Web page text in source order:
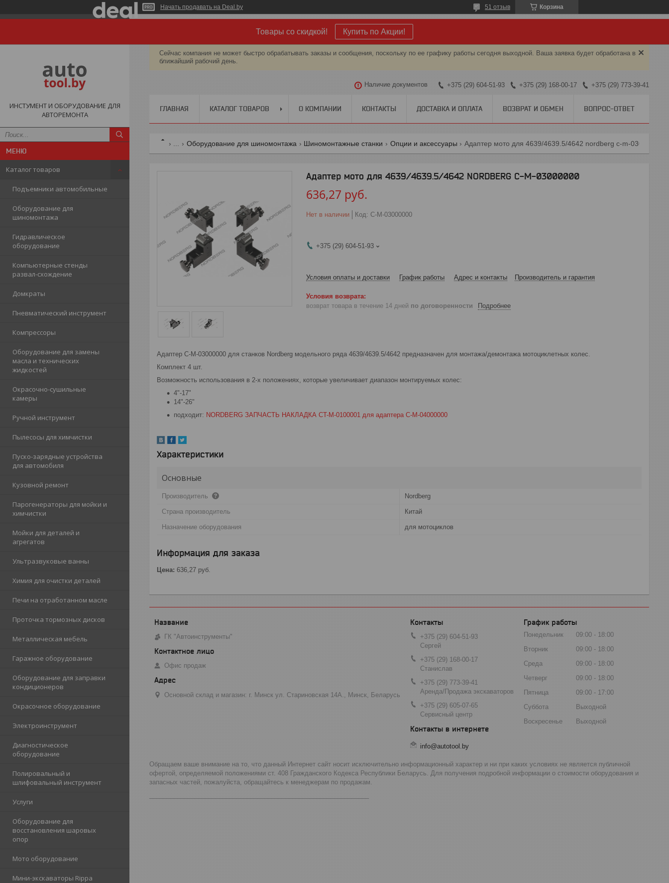
Начать продавать на Deal.by Корзина
51 отзыв
Товары со скидкой! Купить по Акции!
ИНСТУМЕНТ И ОБОРУДОВАНИЕ ДЛЯ
АВТОРЕМОНТА
Каталог товаров
Подъемники автомобильные
Оборудование для
шиномонтажа
Гидравлическое
оборудование
Компьютерные стенды
развал-схождение
Домкраты
Пневматический инструмент
Компрессоры
Оборудование для замены
масла и технических
жидкостей
Окрасочно-сушильные
камеры
Ручной инструмент
Пылесосы для химчистки
Пуско-зарядные устройства
для автомобиля
Кузовной ремонт
Парогенераторы для мойки и
химчистки
Мойки для деталей и
агрегатов
Ультразвуковые ванны
Химия для очистки деталей
Печи на отработанном масле
Проточка тормозных дисков
Металлическая мебель
Гаражное оборудование
Оборудование для заправки
кондиционеров
Окрасочное оборудование
Электроинструмент
Диагностическое
оборудование
Полировальный и
шлифовальный инструмент
Услуги
Оборудование для
восстановления шаровых
опор
Мото оборудование
Мини-экскаваторы Rippa
Сейчас компания не может быстро обрабатывать заказы и сообщения, поскольку по ее графику работы сегодня выходной. Ваша заявка будет обработана в
ближайший рабочий день.
Наличие документов +375 (29) 604-51-93 +375 (29) 168-00-17 +375 (29) 773-39-41
ГЛАВНАЯ КАТАЛОГ ТОВАРОВ О КОМПАНИИ КОНТАКТЫ ДОСТАВКА И ОПЛАТА ВОЗВРАТ И ОБМЕН ВОПРОС-ОТВЕТ
Оборудование для шиномонтажа Шиномонтажные станки Опции и аксессуары
Адаптер мото для 4639/4639.5/4642 NORDBERG C-M-03000000
636,27 руб.
Нет в наличии Код: C-M-03000000
+375 (29) 604-51-93
Условия оплаты и доставки График работы Адрес и контакты Производитель и гарантия
возврат товара в течение 14 дней по договоренности Подробнее
Адаптер C-M-03000000 для станков Nordberg модельного ряда 4639/4639.5/4642 предназначен для монтажа/демонтажа мотоциклетных колес.
Комплект 4 шт.
Возможность использования в 2-х положениях, которые увеличивает диапазон монтируемых колес:
4"-17"
14"-26"
подходит: NORDBERG ЗАПЧАСТЬ НАКЛАДКА CT-M-0100001 для адаптера C-M-04000000
Характеристики
Основные
Производитель Nordberg
Страна производитель Китай
Назначение оборудования для мотоциклов
Информация для заказа
Цена: 636,27 руб.
ГК "Автоинструменты"
Офис продаж
Основной склад и магазин: г. Минск ул. Стариновская 14А., Минск, Беларусь
+375 (29) 604-51-93
Сергей
+375 (29) 168-00-17
Станислав
+375 (29) 773-39-41
Аренда/Продажа экскаваторов
+375 (29) 605-07-65
Сервисный центр
info@autotool.by
График работы
Понедельник 09:00
18:00
Вторник
09:00
18:00
Среда
09:00
18:00
Четверг
09:00
18:00
Пятница
09:00
17:00
Суббота
Выходной
Воскресенье
Выходной
Обращаем ваше внимание на то, что данный Интернет сайт носит исключительно информационный характер и ни при каких условиях не является публичной
офертой, определяемой положениями ст. 408 Гражданского Кодекса Республики Беларусь. Для получения подробной информации о стоимости оборудования и
запасных частей, пожалуйста, обращайтесь к менеджерам по продажам.